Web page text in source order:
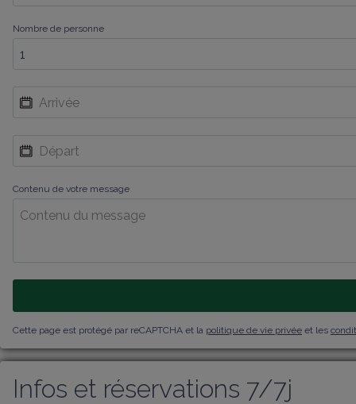
Nombre de personne
Contenu de votre message
Cette page est protégé par reCAPTCHA et la politique de vie privée et les
Infos et réservations 7/7j